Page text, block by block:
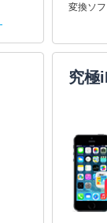
変換ソ
究極